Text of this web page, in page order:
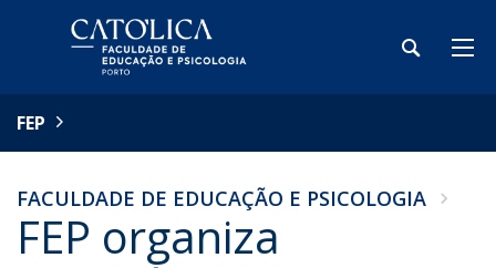
FEP
FACULDADE DE EDUCAÇÃO E PSICOLOGIA
FEP organiza